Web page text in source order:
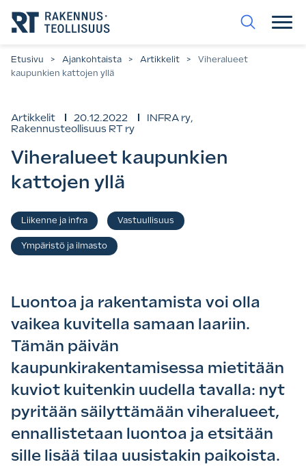
suoraan
sisältöön.
Etusivu > Ajankohtaista > Artikkelit >
Viheralueet
kaupunkien kattojen yllä
Artikkelit 20.12.2022 INFRA ry,
Rakennusteollisuus RT ry
Viheralueet kaupunkien
kattojen yllä
Asiasanat
Liikenne ja infra
,
Vastuullisuus
, Ympäristö ja ilmasto
Luontoa ja rakentamista voi olla
vaikea kuvitella samaan laariin.
Tämän päivän
kaupunkirakentamisessa mietitään
kuviot kuitenkin uudella tavalla: nyt
pyritään säilyttämään viheralueet,
ennallistetaan luontoa ja etsitään
sille lisää tilaa uusistakin paikoista.